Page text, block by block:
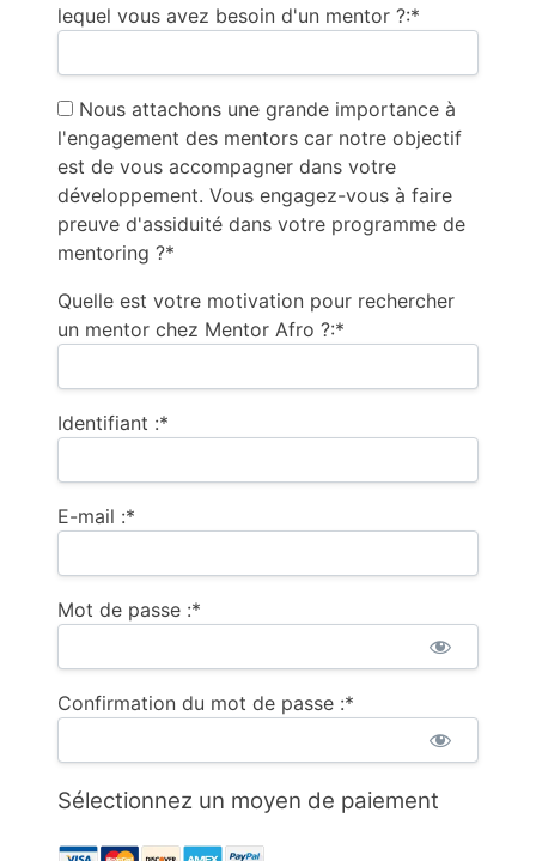
lequel vous avez besoin d'un mentor ?:*
Nous attachons une grande importance à
l'engagement des mentors car notre objectif
est de vous accompagner dans votre
développement. Vous engagez-vous à faire
preuve d'assiduité dans votre programme de
mentoring ?*
Quelle est votre motivation pour rechercher
un mentor chez Mentor Afro ?:*
Identifiant :*
E-mail :*
Mot de passe :*
Confirmation du mot de passe :*
Sélectionnez un moyen de paiement